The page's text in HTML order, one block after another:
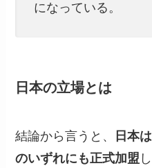
になっている。
日本の立場とは
結論から言うと、
日本
のいずれにも正式加盟